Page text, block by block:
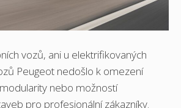
vozů, ani u elektrifikovaných
Peugeot nedošlo k omezení
nebo možností
pro profesionální zákazníky.